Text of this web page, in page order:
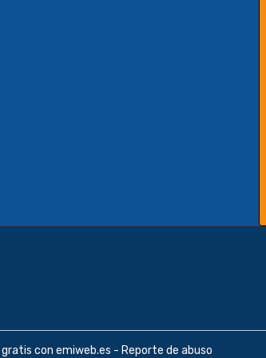
gratis con emiweb.es - Reporte de abuso